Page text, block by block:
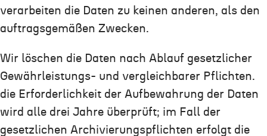
verarbeiten die Daten zu keinen anderen, als den
auftragsgemäßen Zwecken.
Wir löschen die Daten nach Ablauf gesetzlicher
Gewährleistungs- und vergleichbarer Pflichten.
die Erforderlichkeit der Aufbewahrung der Daten
wird alle drei Jahre überprüft; im Fall der
gesetzlichen Archivierungspflichten erfolgt die